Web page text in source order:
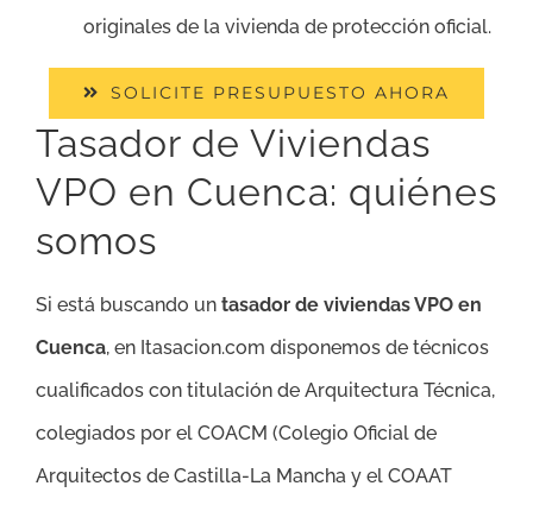
originales de la vivienda de protección oficial.
SOLICITE PRESUPUESTO AHORA
Tasador de Viviendas
VPO en Cuenca: quiénes
somos
Si está buscando un tasador de viviendas VPO en
Cuenca, en Itasacion.com disponemos de técnicos
cualificados con titulación de Arquitectura Técnica,
colegiados por el COACM (Colegio Oficial de
Arquitectos de Castilla-La Mancha y el COAAT